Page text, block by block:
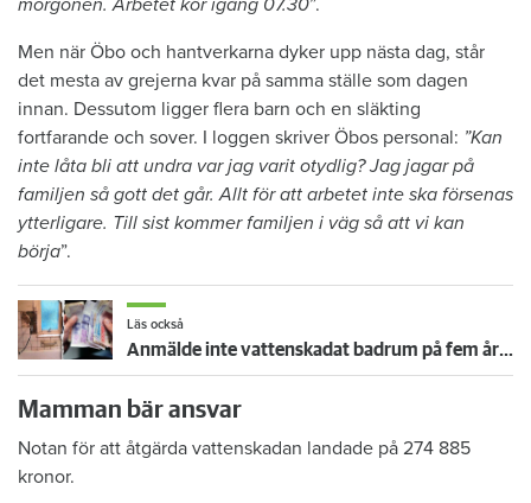
Men när Öbo och hantverkarna dyker upp nästa dag, står
det mesta av grejerna kvar på samma ställe som dagen
innan. Dessutom ligger flera barn och en släkting
fortfarande och sover. I loggen skriver Öbos personal: ”Kan
inte låta bli att undra var jag varit otydlig? Jag jagar på
familjen så gott det går. Allt för att arbetet inte ska försenas
ytterligare. Till sist kommer familjen i väg så att vi kan
börja”.
Läs också
Anmälde inte vattenskadat badrum på fem år – krävs på 125 000 kronor
Mamman bär ansvar
Notan för att åtgärda vattenskadan landade på 274 885
kronor.